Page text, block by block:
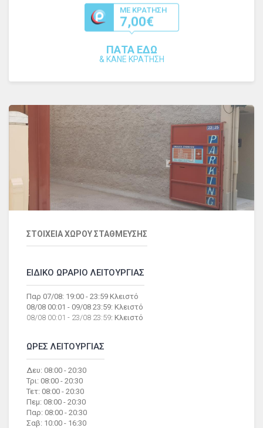
ΜΕ ΚΡΑΤΗΣΗ
7,00€
ΠΑΤΑ ΕΔΩ
& ΚΑΝΕ ΚΡΑΤΗΣΗ
ΣΤΟΙΧΕΙΑ ΧΩΡΟΥ ΣΤΑΘΜΕΥΣΗΣ
ΕΙΔΙΚΟ ΩΡΑΡΙΟ ΛΕΙΤΟΥΡΓΙΑΣ
Παρ 07/08: 19:00 - 23:59 Κλειστό
08/08 00:01 - 09/08 23:59: Κλειστό
08/08 00:01 - 23/08 23:59: Κλειστό
ΩΡΕΣ ΛΕΙΤΟΥΡΓΙΑΣ
Δευ: 08:00 - 20:30
Τρι: 08:00 - 20:30
Τετ: 08:00 - 20:30
Πεμ: 08:00 - 20:30
Παρ: 08:00 - 20:30
Σαβ: 10:00 - 16:30